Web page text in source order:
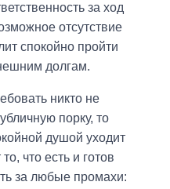
за ход
отсутствие
спокойно пройти
долгам.
никто не
порку, то
душой уходит
что есть и готов
за любые промахи: